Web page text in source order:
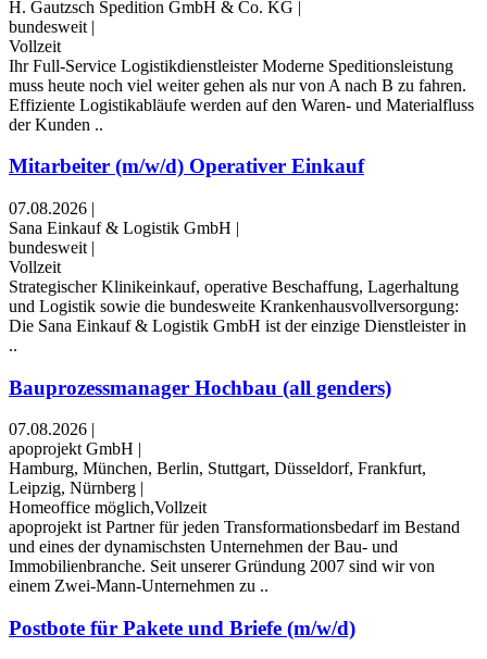
H. Gautzsch Spedition GmbH & Co. KG |
bundesweit |
Vollzeit
Ihr Full-Service Logistikdienstleister Moderne Speditionsleistung
muss heute noch viel weiter gehen als nur von A nach B zu fahren.
Effiziente Logistikabläufe werden auf den Waren- und Materialfluss
der Kunden ..
Mitarbeiter (m/w/d) Operativer Einkauf
07.08.2026 |
Sana Einkauf & Logistik GmbH |
bundesweit |
Vollzeit
Strategischer Klinikeinkauf, operative Beschaffung, Lagerhaltung
und Logistik sowie die bundesweite Krankenhaus­voll­ver­sor­gung:
Die Sana Einkauf & Logistik GmbH ist der einzige Dienstleister in
..
Bauprozessmanager Hochbau (all genders)
07.08.2026
apoprojekt GmbH
Hamburg, München, Berlin, Stuttgart, Düsseldorf, Frankfurt,
Leipzig, Nürnberg
Homeoffice möglich,Vollzeit
apoprojekt ist Partner für jeden Transformationsbedarf im Bestand
und eines der dynamischsten Unternehmen der Bau- und
Immobilienbranche. Seit unserer Gründung 2007 sind wir von
einem Zwei-Mann-Unternehmen zu ..
Postbote für Pakete und Briefe (m/w/d)